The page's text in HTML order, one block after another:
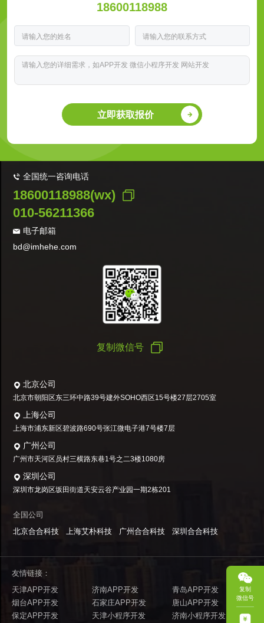
复制
微信号
18600118988
立即获取报价
全国统一咨询电话
18600118988(wx)
010-56211366
电子邮箱
bd@imhehe.com
复制微信号
北京公司
北京市朝阳区东三环中路39号建外SOHO西区15号楼27层2705室
上海公司
上海市浦东新区碧波路690号张江微电子港7号楼7层
广州公司
广州市天河区员村三横路东巷1号之二3楼1080房
深圳公司
深圳市龙岗区坂田街道天安云谷产业园一期2栋201
全国公司
北京合合科技
上海艾朴科技 广州合合科技 深圳合合科技
友情链接：
天津APP开发
济南APP开发
青岛APP开发
烟台APP开发
石家庄APP开发
唐山APP开发
保定APP开发
天津小程序开发 济南小程序开发